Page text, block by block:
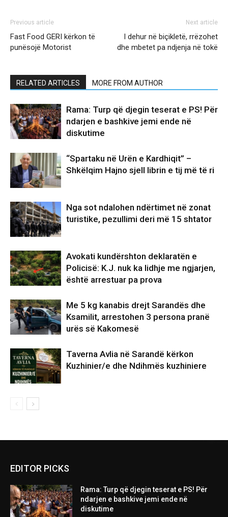
Previous article
Fast Food GERI kërkon të
punësojë Motorist
Next article
I dehur në biçikletë, rrëzohet
dhe mbetet pa ndjenja në tokë
RELATED ARTICLES MORE FROM AUTHOR
Rama: Turp që djegin teserat e PS! Për
ndarjen e bashkive jemi ende në
diskutime
“Spartaku në Urën e Kardhiqit” –
Shkëlqim Hajno sjell librin e tij më të ri
Nga sot ndalohen ndërtimet në zonat
turistike, pezullimi deri më 15 shtator
Avokati kundërshton deklaratën e
Policisë: K.J. nuk ka lidhje me ngjarjen,
është arrestuar pa prova
Me 5 kg kanabis drejt Sarandës dhe
Ksamilit, arrestohen 3 persona pranë
urës së Kakomesë
Taverna Avlia në Sarandë kërkon
Kuzhinier/e dhe Ndihmës kuzhiniere
EDITOR PICKS
Rama: Turp që djegin teserat e PS! Për
ndarjen e bashkive jemi ende në
diskutime